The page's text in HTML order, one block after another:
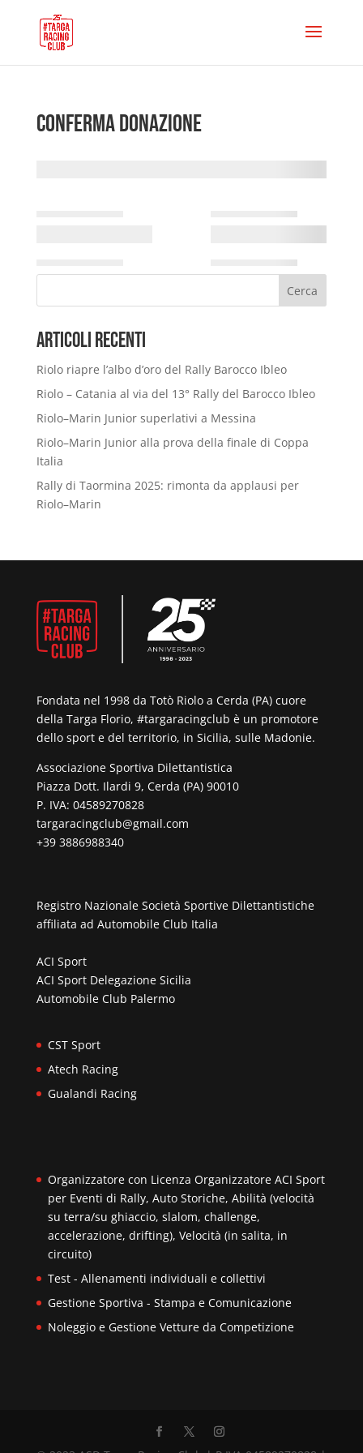
Conferma Donazione
Cerca
Articoli Recenti
Riolo riapre l’albo d’oro del Rally Barocco Ibleo
Riolo – Catania al via del 13° Rally del Barocco Ibleo
Riolo–Marin Junior superlativi a Messina
Riolo–Marin Junior alla prova della finale di Coppa
Italia
Rally di Taormina 2025: rimonta da applausi per
Riolo–Marin
Fondata nel 1998 da Totò Riolo a Cerda (PA) cuore
della Targa Florio, #targaracingclub è un promotore
dello sport e del territorio, in Sicilia, sulle Madonie.
Associazione Sportiva Dilettantistica
Piazza Dott. Ilardi 9, Cerda (PA) 90010
P. IVA: 04589270828
targaracingclub@gmail.com
+39 3886988340
Registro Nazionale Società Sportive Dilettantistiche
affiliata ad Automobile Club Italia
ACI Sport
ACI Sport Delegazione Sicilia
Automobile Club Palermo
CST Sport
Atech Racing
Gualandi Racing
Organizzatore con Licenza Organizzatore ACI Sport
per Eventi di Rally, Auto Storiche, Abilità (velocità
su terra/su ghiaccio, slalom, challenge,
accelerazione, drifting), Velocità (in salita, in
circuito)
Test - Allenamenti individuali e collettivi
Gestione Sportiva - Stampa e Comunicazione
Noleggio e Gestione Vetture da Competizione